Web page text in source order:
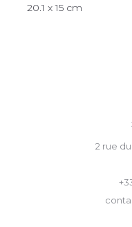
20.1 x 15 cm
2 rue